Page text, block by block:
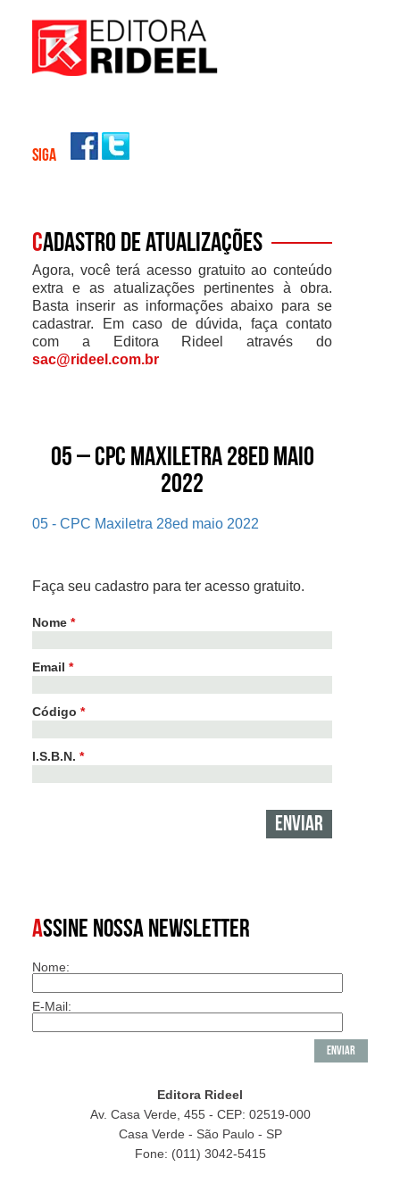
SIGA
Cadastro de atualizações
Agora, você terá acesso gratuito ao conteúdo
extra e as atualizações pertinentes à obra.
Basta inserir as informações abaixo para se
cadastrar. Em caso de dúvida, faça contato
com a Editora Rideel através do
sac@rideel.com.br
05 – CPC Maxiletra 28ed maio
2022
05 - CPC Maxiletra 28ed maio 2022
Faça seu cadastro para ter acesso gratuito.
Nome *
Email *
Código *
I.S.B.N. *
ASSINE NOSSA NEWSLETTER
Nome:
E-Mail:
Editora Rideel
Av. Casa Verde, 455 - CEP: 02519-000
Casa Verde - São Paulo - SP
Fone: (011) 3042-5415